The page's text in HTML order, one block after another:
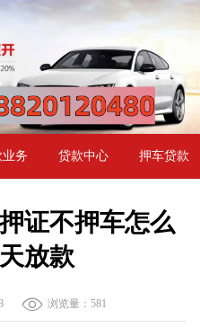
务 贷款中心 押车贷款
证不押车怎么
放款
浏览量： 581